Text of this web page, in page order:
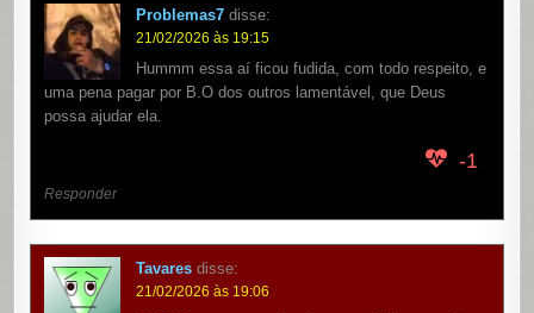
Problemas7 disse:
21/02/2026 às 19:15
Hummm essa aí ficou fudida, com todo respeito, e
uma pena pagar por B.O dos outros lamentável, que Deus
possa ajudar ela.
-1
Responder
Tavares disse:
21/02/2026 às 19:06